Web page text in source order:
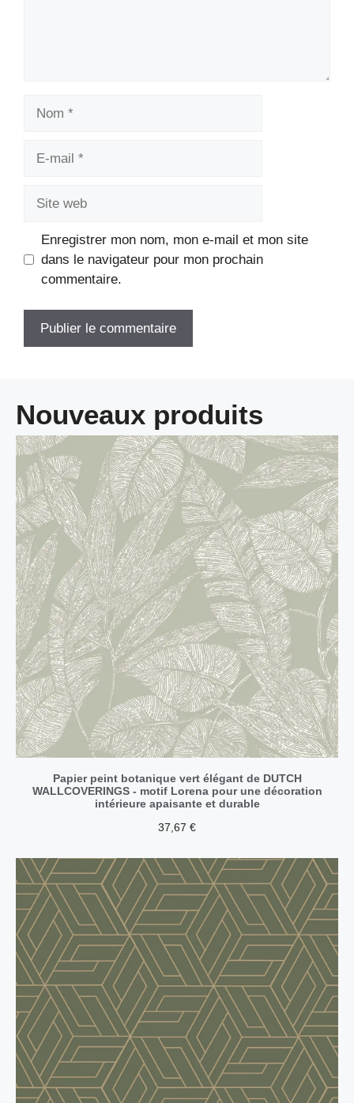
Enregistrer mon nom, mon e-mail et mon site
dans le navigateur pour mon prochain
commentaire.
Nouveaux produits
Papier peint botanique vert élégant de DUTCH
WALLCOVERINGS - motif Lorena pour une décoration
intérieure apaisante et durable
37,67 €